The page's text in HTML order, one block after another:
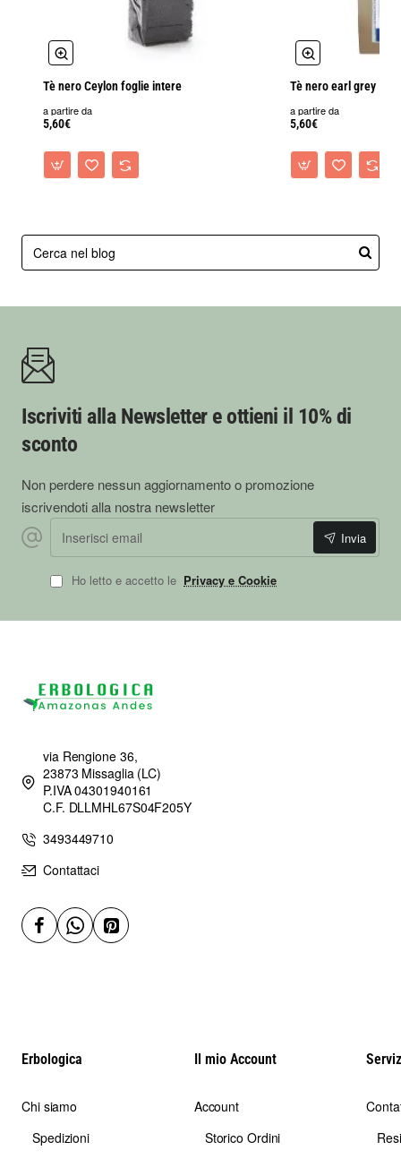
Tè nero Ceylon foglie intere
a partire da
5,60€
Tè nero earl grey
a partire da
5,60€
Iscriviti alla Newsletter e ottieni il 10% di
sconto
Non perdere nessun aggiornamento o promozione
iscrivendoti alla nostra newsletter
Inserisci
email
Invia
Ho letto e accetto le Privacy e Cookie
via Rengione 36,
23873 Missaglia (LC)
P.IVA 04301940161
C.F. DLLMHL67S04F205Y
3493449710
Contattaci
Erbologica
Chi siamo
Spedizioni
Il mio Account
Account
Storico Ordini